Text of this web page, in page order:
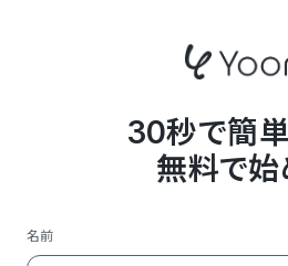
30秒で簡単
無料で始
名前